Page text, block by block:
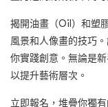
揭開油畫（Oil）和塑
風景和人像畫的技巧
你實踐創意。無論是
以提升藝術層次。
立即報名，堆疊你獨有